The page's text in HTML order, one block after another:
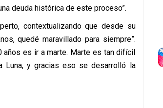
deuda histórica de este proceso”.
contextualizando que desde su
quedé maravillado para siempre”.
años es ir a marte. Marte es tan difícil
y gracias eso se desarrolló la